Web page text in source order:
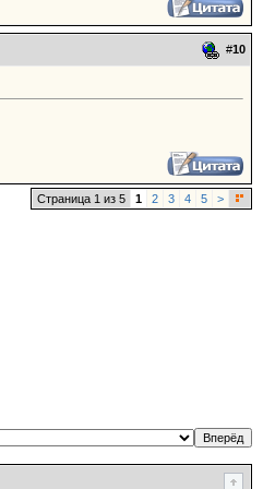
#10
Страница 1 из 5 1 2 3 4 5 >